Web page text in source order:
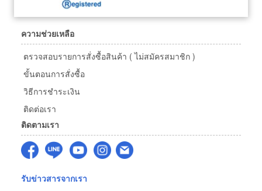
ความช่วยเหลือ
ตรวจสอบรายการสั่งซื้อสินค้า ( ไม่สมัครสมาชิก )
ขั้นตอนการสั่งซื้อ
วิธีการชำระเงิน
ติดต่อเรา
ติดตามเรา
รับข่าวสารจากเรา